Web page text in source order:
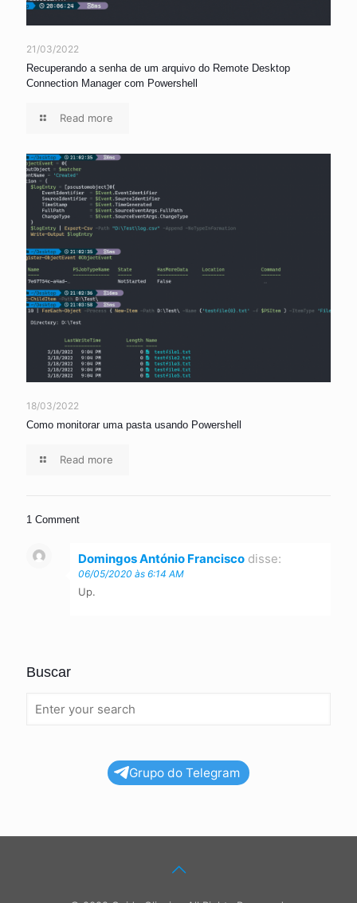
21/03/2022
Recuperando a senha de um arquivo do Remote Desktop
Connection Manager com Powershell
Read more
18/03/2022
Como monitorar uma pasta usando Powershell
Read more
1 Comment
Domingos António Francisco disse:
06/05/2020 às 6:14 AM
Up.
Buscar
Grupo do Telegram